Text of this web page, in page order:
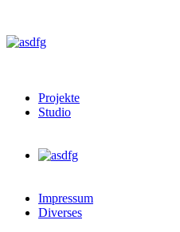
Projekte
Studio
Impressum
Diverses